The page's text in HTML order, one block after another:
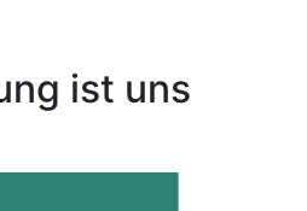
ist uns